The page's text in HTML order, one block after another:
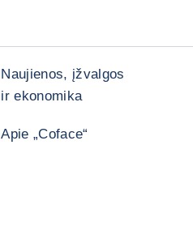
Naujienos, įžvalgos
ir ekonomika
Apie „Coface“